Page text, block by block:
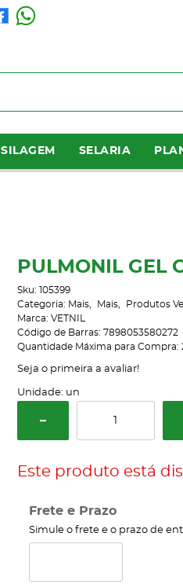
SILAGEM SELARIA
PULMONIL GEL
Sku: 105399
Categoria: Mais Mais Produtos
Marca: VETNIL
Código de Barras: 7898053580272
Quantidade Máxima para Compra:
Seja o primeira a avaliar!
Unidade: un
Este produto está
Frete e Prazo
Simule o frete e o prazo de